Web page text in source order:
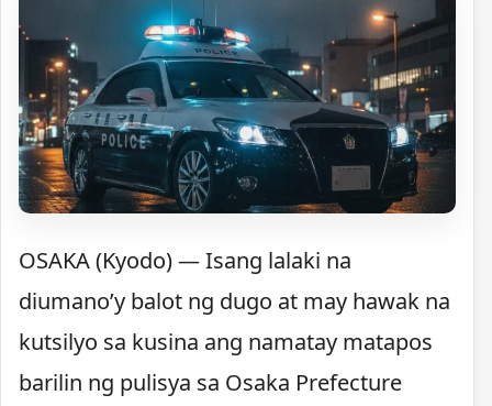
OSAKA (Kyodo) — Isang lalaki na
diumano’y balot ng dugo at may hawak na
kutsilyo sa kusina ang namatay matapos
barilin ng pulisya sa Osaka Prefecture